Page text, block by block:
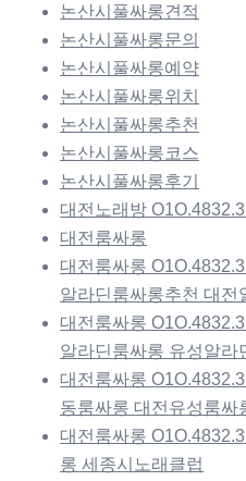
논산시풀싸롱견적
논산시풀싸롱문의
논산시풀싸롱예약
논산시풀싸롱위치
논산시풀싸롱추천
논산시풀싸롱코스
논산시풀싸롱후기
대전노래방
대전룸싸롱
대전룸싸롱
알라딘룸싸롱추천 대전
대전룸싸롱
알라딘룸싸롱 유성알라
대전룸싸롱
동룸싸롱 대전유성룸싸
대전룸싸롱
롱 세종시노래클럽